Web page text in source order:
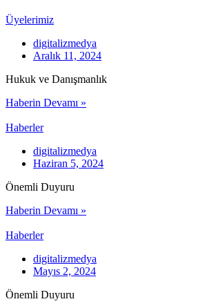
Üyelerimiz
digitalizmedya
Aralık 11, 2024
Hukuk ve Danışmanlık
Haberin Devamı »
Haberler
digitalizmedya
Haziran 5, 2024
Önemli Duyuru
Haberin Devamı »
Haberler
digitalizmedya
Mayıs 2, 2024
Önemli Duyuru